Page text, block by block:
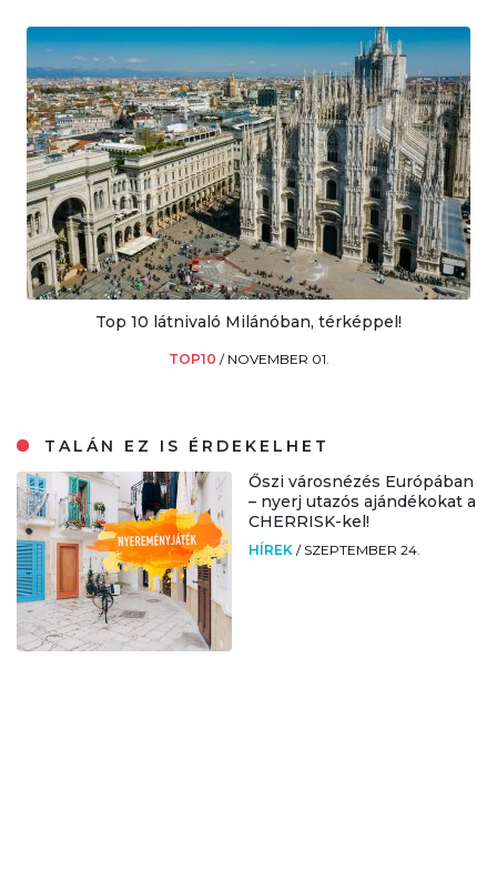
Top 10 látnivaló Milánóban, térképpel!
TOP10 / NOVEMBER 01.
TALÁN EZ IS ÉRDEKELHET
Őszi városnézés Európában
– nyerj utazós ajándékokat a
CHERRISK-kel!
HÍREK / SZEPTEMBER 24.